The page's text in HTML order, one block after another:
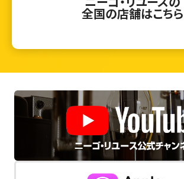
全国の店舗はこちら